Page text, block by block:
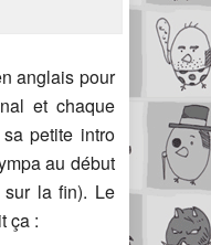
anglais pour
et chaque
petite intro
au début
sur la fin). Le
ça :